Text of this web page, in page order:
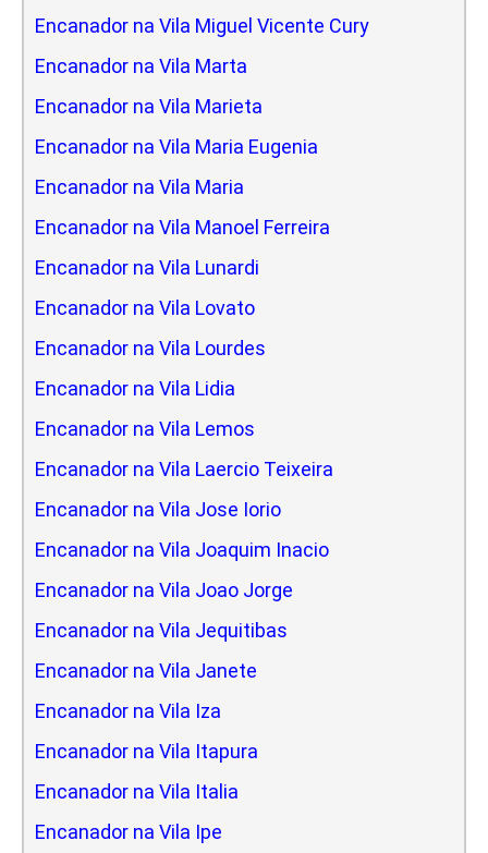
Encanador na Vila Miguel Vicente Cury
Encanador na Vila Marta
Encanador na Vila Marieta
Encanador na Vila Maria Eugenia
Encanador na Vila Maria
Encanador na Vila Manoel Ferreira
Encanador na Vila Lunardi
Encanador na Vila Lovato
Encanador na Vila Lourdes
Encanador na Vila Lidia
Encanador na Vila Lemos
Encanador na Vila Laercio Teixeira
Encanador na Vila Jose Iorio
Encanador na Vila Joaquim Inacio
Encanador na Vila Joao Jorge
Encanador na Vila Jequitibas
Encanador na Vila Janete
Encanador na Vila Iza
Encanador na Vila Itapura
Encanador na Vila Italia
Encanador na Vila Ipe